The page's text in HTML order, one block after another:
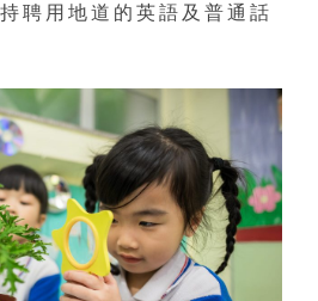
聘用地道的英語及普通話